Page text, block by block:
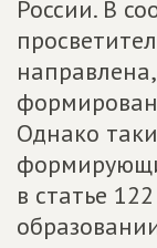
России. В
Однако
в статье